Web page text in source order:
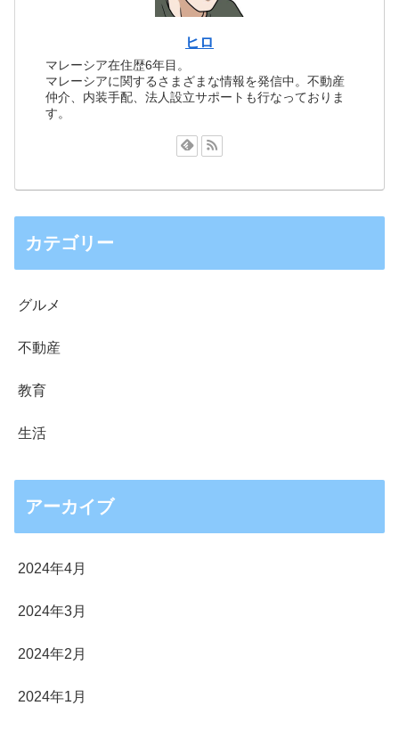
ヒロ
マレーシア在住歴6年目。
マレーシアに関するさまざまな情報を発信中。不動産
仲介、内装手配、法人設立サポートも行なっておりま
す。
カテゴリー
グルメ
不動産
教育
生活
アーカイブ
2024年4月
2024年3月
2024年2月
2024年1月